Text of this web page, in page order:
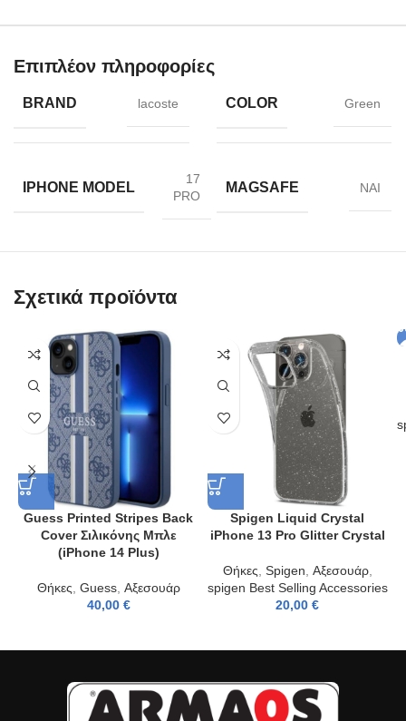
Επιπλέον πληροφορίες
BRAND lacoste COLOR Green
IPHONE MODEL
17
PRO
MAGSAFE ΝΑΙ
Σχετικά προϊόντα
Guess Printed Stripes Back
Cover Σιλικόνης Μπλε
(iPhone 14 Plus)
Θήκες, Guess, Αξεσουάρ
40,00 €
Spigen Liquid Crystal
iPhone 13 Pro Glitter Crystal
Θήκες, Spigen, Αξεσουάρ,
spigen Best Selling Accessories
20,00€